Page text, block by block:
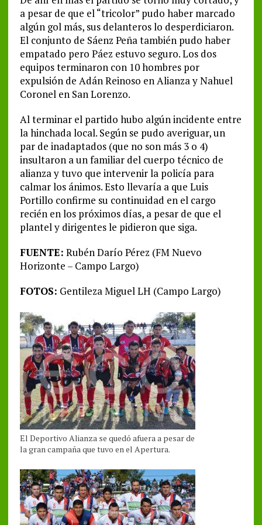
a pesar de que el “tricolor” pudo haber marcado
algún gol más, sus delanteros lo desperdiciaron.
El conjunto de Sáenz Peña también pudo haber
empatado pero Páez estuvo seguro. Los dos
equipos terminaron con 10 hombres por
expulsión de Adán Reinoso en Alianza y Nahuel
Coronel en San Lorenzo.
Al terminar el partido hubo algún incidente entre
la hinchada local. Según se pudo averiguar, un
par de inadaptados (que no son más 3 o 4)
insultaron a un familiar del cuerpo técnico de
alianza y tuvo que intervenir la policía para
calmar los ánimos. Esto llevaría a que Luis
Portillo confirme su continuidad en el cargo
recién en los próximos días, a pesar de que el
plantel y dirigentes le pidieron que siga.
FUENTE: Rubén Darío Pérez (FM Nuevo
Horizonte – Campo Largo)
FOTOS: Gentileza Miguel LH (Campo Largo)
El Deportivo Alianza se quedó afuera a pesar de
la gran campaña que tuvo en el Apertura.